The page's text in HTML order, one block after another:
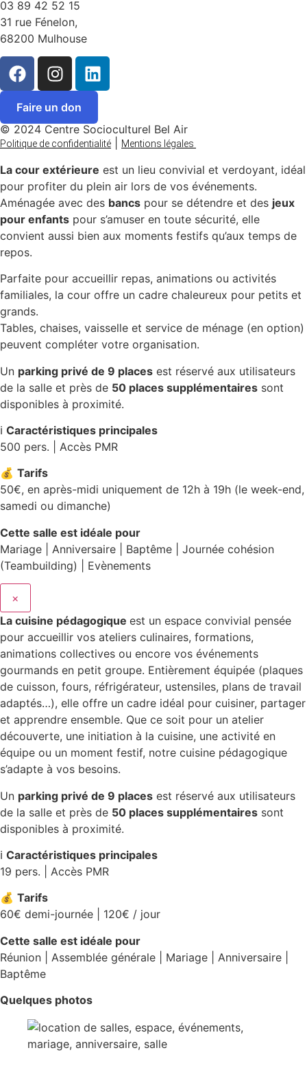
03 89 42 52 15
31 rue Fénelon,
68200 Mulhouse
Faire un don
© 2024 Centre Socioculturel Bel Air
Politique de confidentialité Mentions légales
La cour extérieure est un lieu convivial et verdoyant, idéal
pour profiter du plein air lors de vos événements.
Aménagée avec des bancs pour se détendre et des jeux
pour enfants pour s’amuser en toute sécurité, elle
convient aussi bien aux moments festifs qu’aux temps de
repos.
Parfaite pour accueillir repas, animations ou activités
familiales, la cour offre un cadre chaleureux pour petits et
grands.
Tables, chaises, vaisselle et service de ménage (en option)
peuvent compléter votre organisation.
Un parking privé de 9 places est réservé aux utilisateurs
de la salle et près de 50 places supplémentaires sont
disponibles à proximité.
ℹ️ Caractéristiques principales
500 pers. | Accès PMR
💰 Tarifs
50€, en après-midi uniquement de 12h à 19h (le week-end,
samedi ou dimanche)
Cette salle est idéale pour
Mariage | Anniversaire | Baptême | Journée cohésion
(Teambuilding) | Evènements
×
La cuisine pédagogique est un espace convivial pensée
pour accueillir vos ateliers culinaires, formations,
animations collectives ou encore vos événements
gourmands en petit groupe. Entièrement équipée (plaques
de cuisson, fours, réfrigérateur, ustensiles, plans de travail
adaptés…), elle offre un cadre idéal pour cuisiner, partager
et apprendre ensemble. Que ce soit pour un atelier
découverte, une initiation à la cuisine, une activité en
équipe ou un moment festif, notre cuisine pédagogique
s’adapte à vos besoins.
Un parking privé de 9 places est réservé aux utilisateurs
de la salle et près de 50 places supplémentaires sont
disponibles à proximité.
ℹ️ Caractéristiques principales
19 pers. | Accès PMR
💰 Tarifs
60€ demi-journée | 120€ / jour
Cette salle est idéale pour
Réunion | Assemblée générale | Mariage | Anniversaire |
Baptême
Quelques photos